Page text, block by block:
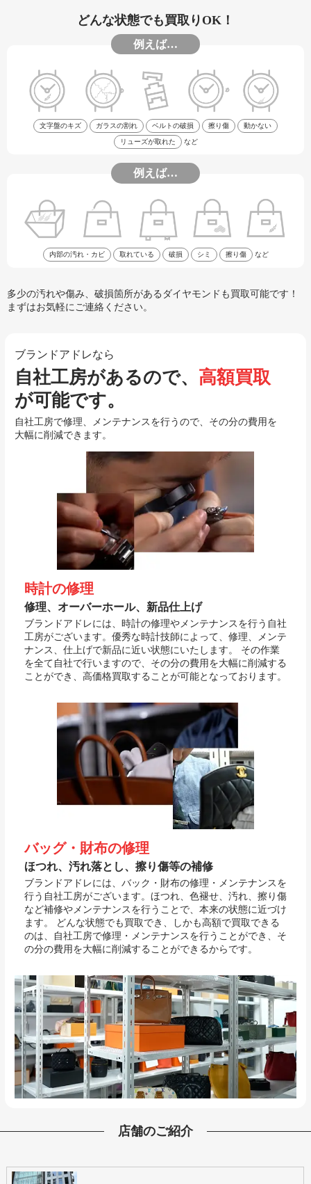
どんな状態でも買取りOK！
例えば…
文字盤のキズ ガラスの割れ ベルトの破損 擦り傷 動かない
リューズが取れた など
例えば…
内部の汚れ・カビ 取れている 破損 シミ 擦り傷 など
多少の汚れや傷み、破損箇所があるダイヤモンドも買取可能です！
まずはお気軽にご連絡ください。
ブランドアドレなら
自社工房があるので、 高額買取
が可能です。
自社工房で修理、メンテナンスを行うので、その分の費用を
大幅に削減できます。
時計の修理
修理、オーバーホール、新品仕上げ
ブランドアドレには、時計の修理やメンテナンスを行う自社
工房がございます。優秀な時計技師によって、修理、メンテ
ナンス、仕上げで新品に近い状態にいたします。 その作業
を全て自社で行いますので、その分の費用を大幅に削減する
ことができ、高価格買取することが可能となっております。
バッグ・財布の修理
ほつれ、汚れ落とし、擦り傷等の補修
ブランドアドレには、バック・財布の修理・メンテナンスを
行う自社工房がございます。ほつれ、色褪せ、汚れ、擦り傷
など補修やメンテナンスを行うことで、本来の状態に近づけ
ます。 どんな状態でも買取でき、しかも高額で買取できる
のは、自社工房で修理・メンテナンスを行うことができ、そ
の分の費用を大幅に削減することができるからです。
店舗のご紹介